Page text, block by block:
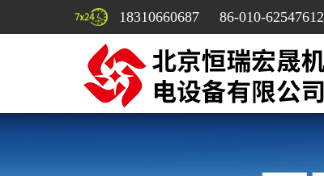
18310660687 86-010-62547612